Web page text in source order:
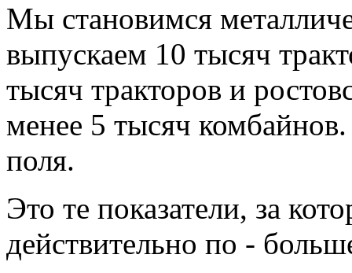
Мы становимся
выпускаем 10 тысяч
тысяч тракторов и
менее 5 тысяч
поля.
Это те показатели, за
действительно по -